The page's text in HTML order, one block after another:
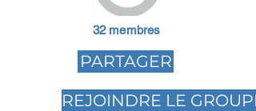
32 membres
PARTAGER
REJOINDRE LE GROUPE